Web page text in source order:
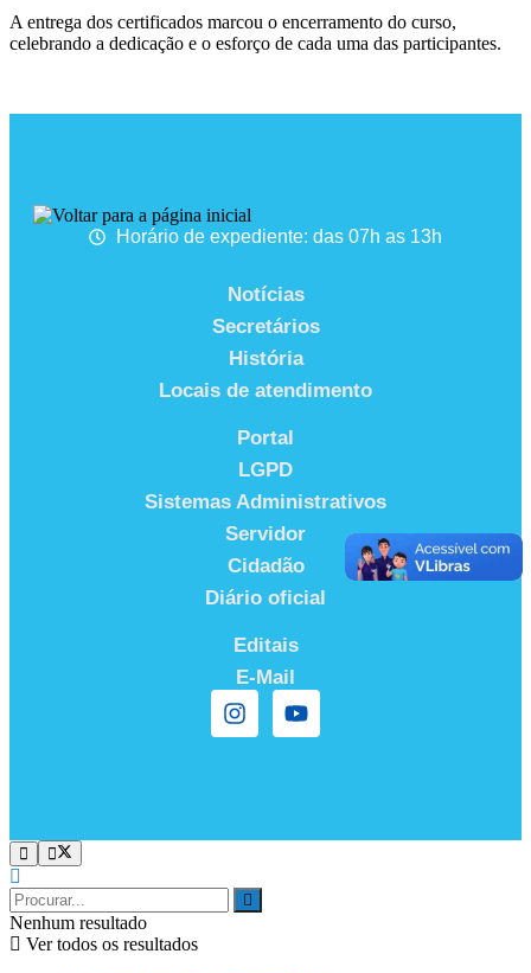
A entrega dos certificados marcou o encerramento do curso,
celebrando a dedicação e o esforço de cada uma das participantes.
Horário de expediente: das 07h as 13h
Notícias
Secretários
História
Locais de atendimento
Portal
LGPD
Sistemas Administrativos
Servidor
Cidadão
Diário oficial
Editais
E-Mail
Nenhum resultado
Ver todos os resultados